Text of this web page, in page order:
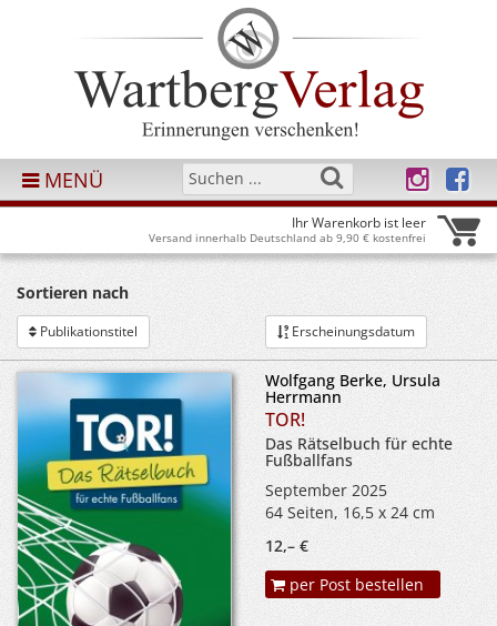
MENÜ
Ihr Warenkorb ist leer
Versand innerhalb Deutschland ab 9,90 € kostenfrei
Sortieren nach
Publikationstitel Erscheinungsdatum
Wolfgang Berke, Ursula
Herrmann
TOR!
Das Rätselbuch für echte
Fußballfans
September 2025
64 Seiten, 16,5 x 24 cm
12,– €
per Post bestellen